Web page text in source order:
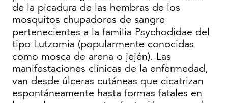
de la picadura de las hembras de los
mosquitos chupadores de sangre
pertenecientes a la familia Psychodidae del
tipo Lutzomia (popularmente conocidas
como mosca de arena o jején). Las
manifestaciones clínicas de la enfermedad,
van desde úlceras cutáneas que cicatrizan
espontáneamente hasta formas fatales en